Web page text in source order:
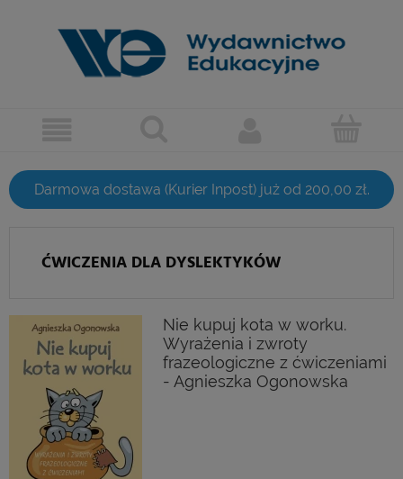
Darmowa dostawa (Kurier Inpost) już od 200,00 zł.
ĆWICZENIA DLA DYSLEKTYKÓW
Nie kupuj kota w worku.
Wyrażenia i zwroty
frazeologiczne z ćwiczeniami
- Agnieszka Ogonowska